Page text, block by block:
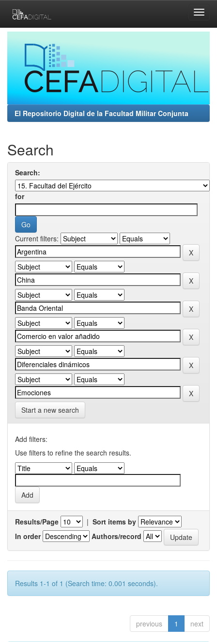
navigation
El Repositorio Digital de la Facultad Militar Conjunta
Search
Search:
for
Current filters:
Start a new search
Add filters:
Use filters to refine the search results.
Results/Page | Sort items by
In order
Authors/record
Results 1-1 of 1 (Search time: 0.001 seconds).
previous 1 next